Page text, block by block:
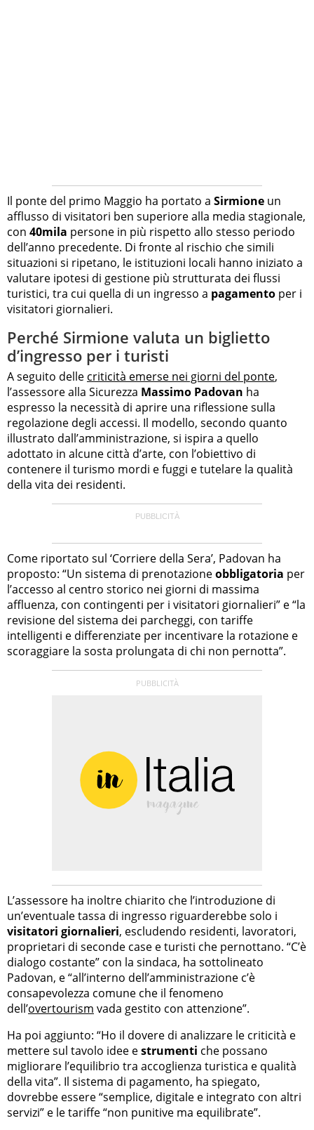
Il ponte del primo Maggio ha portato a Sirmione un
afflusso di visitatori ben superiore alla media stagionale,
con 40mila persone in più rispetto allo stesso periodo
dell’anno precedente. Di fronte al rischio che simili
situazioni si ripetano, le istituzioni locali hanno iniziato a
valutare ipotesi di gestione più strutturata dei flussi
turistici, tra cui quella di un ingresso a pagamento per i
visitatori giornalieri.
Perché Sirmione valuta un biglietto
d’ingresso per i turisti
A seguito delle criticità emerse nei giorni del ponte,
l’assessore alla Sicurezza Massimo Padovan ha
espresso la necessità di aprire una riflessione sulla
regolazione degli accessi. Il modello, secondo quanto
illustrato dall’amministrazione, si ispira a quello
adottato in alcune città d’arte, con l’obiettivo di
contenere il turismo mordi e fuggi e tutelare la qualità
della vita dei residenti.
Come riportato sul ‘Corriere della Sera’, Padovan ha
proposto: “Un sistema di prenotazioneobbligatoria per
l’accesso al centro storico nei giorni di massima
affluenza, con contingenti per i visitatori giornalieri” e “la
revisione del sistema dei parcheggi, con tariffe
intelligenti e differenziate per incentivare la rotazione e
scoraggiare la sosta prolungata di chi non pernotta”.
L’assessore ha inoltre chiarito che l’introduzione di
un’eventuale tassa di ingresso riguarderebbe solo i
visitatori giornalieri, escludendo residenti, lavoratori,
proprietari di seconde case e turisti che pernottano. “C’è
dialogo costante” con la sindaca, ha sottolineato
Padovan, e “all’interno dell’amministrazione c’è
consapevolezza comune che il fenomeno
dell’overtourism vada gestito con attenzione”.
Ha poi aggiunto: “Ho il dovere di analizzare le criticità e
mettere sul tavolo idee estrumenti che possano
migliorare l’equilibrio tra accoglienza turistica e qualità
della vita”. Il sistema di pagamento, ha spiegato,
dovrebbe essere “semplice, digitale e integrato con altri
servizi” e le tariffe “non punitive ma equilibrate”.